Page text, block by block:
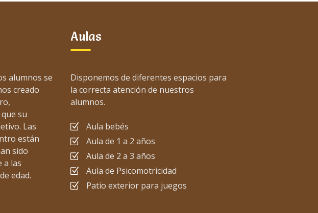
alumnos se
creado
su
Las
están
sido
a las
edad.
Aulas
Disponemos de diferentes espacios para
la correcta atención de nuestros
alumnos.
Aula bebés
Aula de 1 a 2 años
Aula de 2 a 3 años
Aula de Psicomotricidad
Patio exterior para juegos